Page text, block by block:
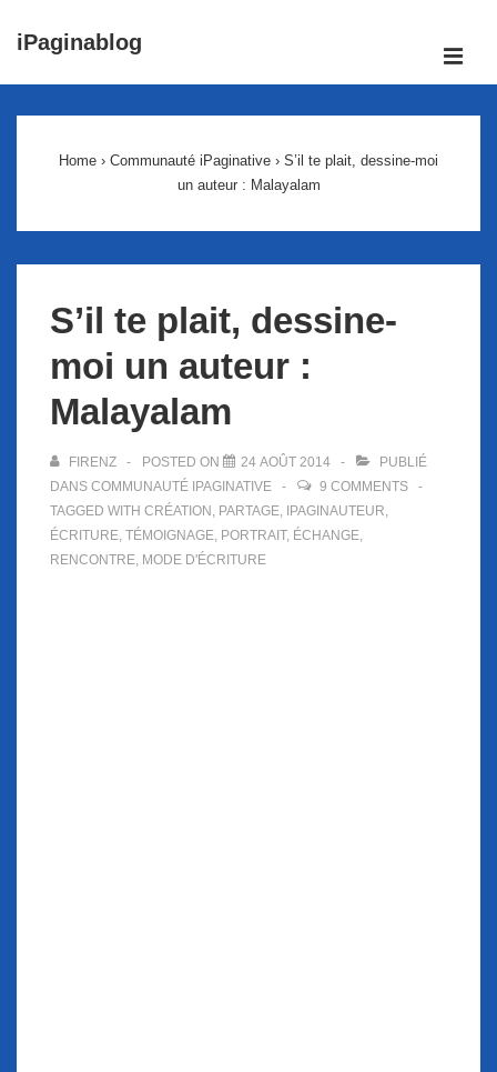
passer
iPaginablog
Home › Communauté iPaginative › S’il te plait, dessine-moi
un auteur : Malayalam
S’il te plait, dessine-
moi un auteur :
Malayalam
FIRENZ POSTED ON 24 AOÛT 2014
PUBLIÉ
DANS COMMUNAUTÉ IPAGINATIVE
9 COMMENTS
TAGGED WITH CRÉATION , PARTAGE, IPAGINAUTEUR,
ÉCRITURE, TÉMOIGNAGE, PORTRAIT, ÉCHANGE,
RENCONTRE, MODE D'ÉCRITURE